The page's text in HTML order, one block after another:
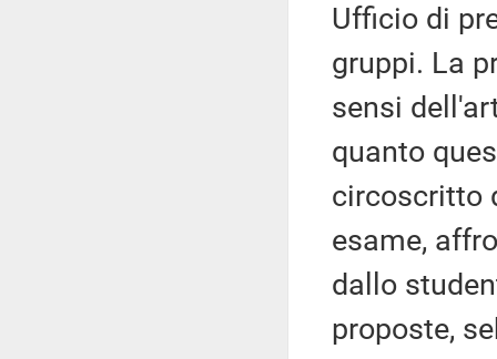
Ufficio di
gruppi. La
sensi
quanto
circoscritto
esame,
dallo
proposte,